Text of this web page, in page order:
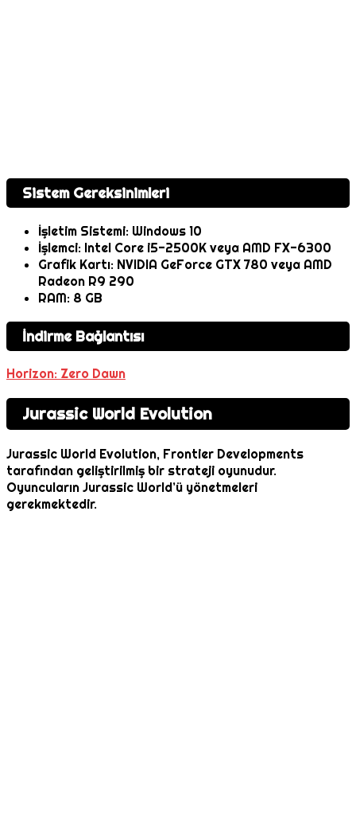
Sistem Gereksinimleri
İşletim Sistemi: Windows 10
İşlemci: Intel Core i5-2500K veya AMD FX-6300
Grafik Kartı: NVIDIA GeForce GTX 780 veya AMD
Radeon R9 290
RAM: 8 GB
İndirme Bağlantısı
Horizon: Zero Dawn
Jurassic World Evolution
Jurassic World Evolution, Frontier Developments
tarafından geliştirilmiş bir strateji oyunudur.
Oyuncuların Jurassic World’ü yönetmeleri
gerekmektedir.